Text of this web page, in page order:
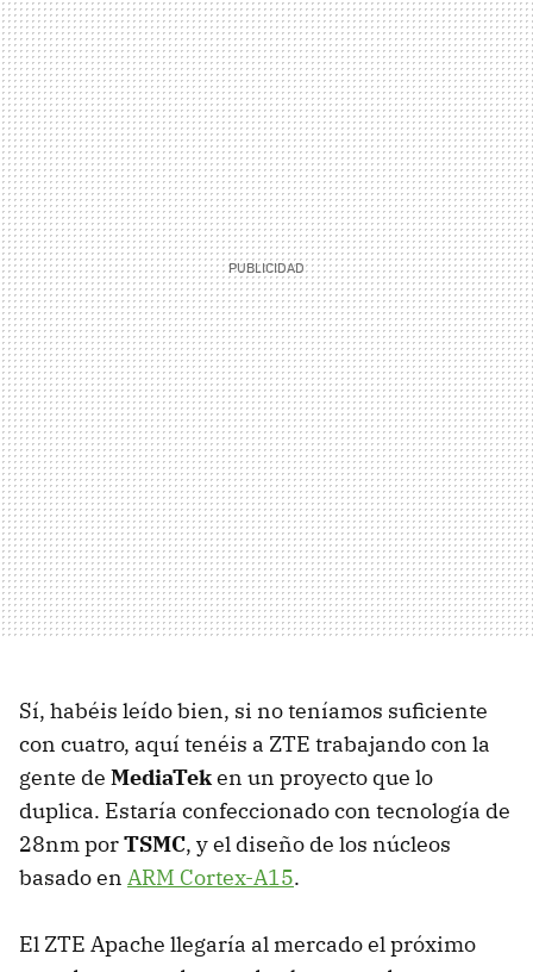
Sí, habéis leído bien, si no teníamos suficiente
con cuatro, aquí tenéis a ZTE trabajando con la
gente de MediaTeken un proyecto que lo
duplica. Estaría confeccionado con tecnología de
28nm porTSMC, y el diseño de los núcleos
basado en ARM Cortex-A15.
El ZTE Apache llegaría al mercado el próximo